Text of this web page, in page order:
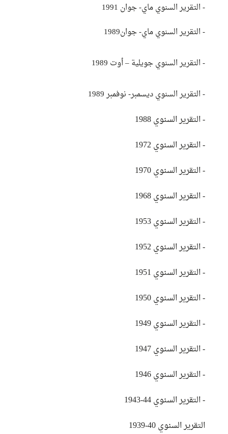
- التقرير السنوي ماي- جوان 1991
- التقرير السنوي ماي- جوان1989
-التقرير السنوي جويلية – أوت 1989
-التقرير السنوي ديسمبر- نوفمبر 1989
- التقرير السنوي 1988
- التقرير السنوي 1972
- التقرير السنوي 1970
- التقرير السنوي 1968
- التقرير السنوي 1953
- التقرير السنوي 1952
- التقرير السنوي 1951
- التقرير السنوي 1950
- التقرير السنوي 1949
- التقرير السنوي 1947
- التقرير السنوي 1946
- التقرير السنوي 44-1943
التقرير السنوي 40-1939